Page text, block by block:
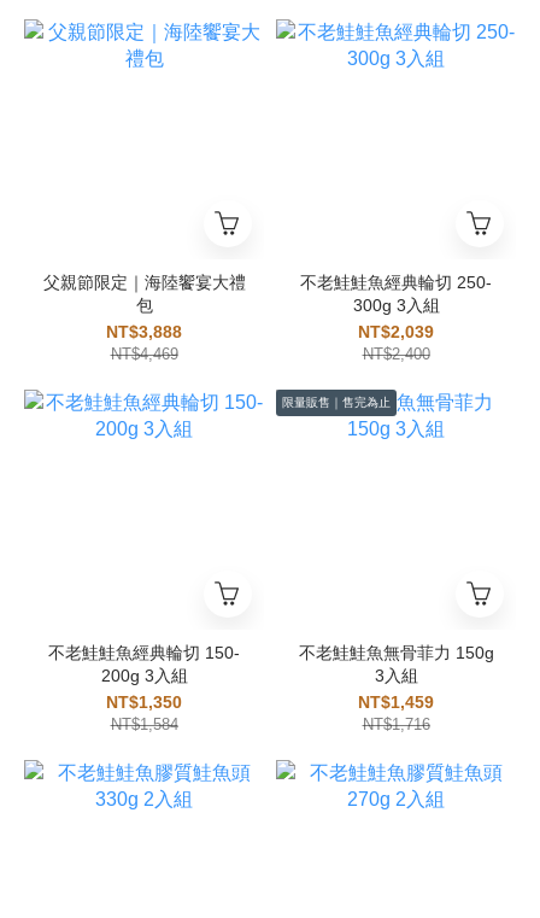
父親節限定｜海陸饗宴大禮
包
NT$3,888
NT$4,469
不老鮭鮭魚經典輪切 250-
300g 3入組
NT$2,039
NT$2,400
不老鮭鮭魚經典輪切 150-
200g 3入組
NT$1,350
NT$1,584
限量販售｜售完為止
不老鮭鮭魚無骨菲力 150g
3入組
NT$1,459
NT$1,716